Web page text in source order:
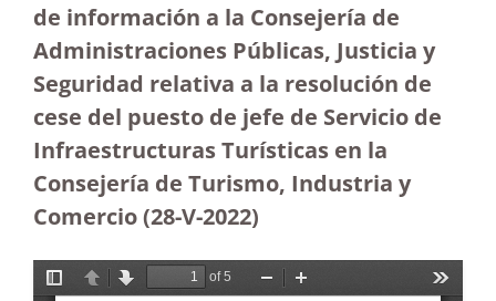
de información a la Consejería de
Administraciones Públicas, Justicia y
Seguridad relativa a la resolución de
cese del puesto de jefe de Servicio de
Infraestructuras Turísticas en la
Consejería de Turismo, Industria y
Comercio (28-V-2022)